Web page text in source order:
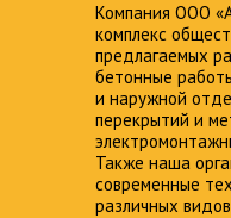
Компания ООО
комплекс
предлагаемых
бетонные
и наружной
перекрытий и
Также наша
современные
различных